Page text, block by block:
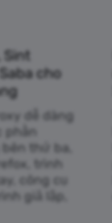
Sint
cho
dễ dàng
phần
thứ ba,
trình
công cụ
giả lập,